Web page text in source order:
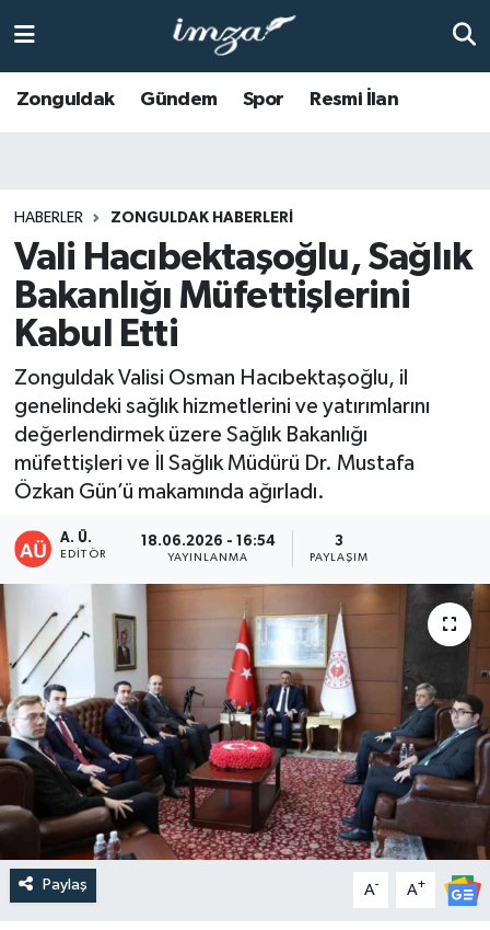
Zonguldak Gündem Spor Resmi İlan
HABERLER ZONGULDAK HABERLERI
Vali Hacıbektaşoğlu, Sağlık
Bakanlığı Müfettişlerini
Kabul Etti
Zonguldak Valisi Osman Hacıbektaşoğlu, il
genelindeki sağlık hizmetlerini ve yatırımlarını
değerlendirmek üzere Sağlık Bakanlığı
müfettişleri ve İl Sağlık Müdürü Dr. Mustafa
Özkan Gün’ü makamında ağırladı.
A. Ü.
EDITÖR
18.06.2026 - 16:54
YAYINLANMA
3
PAYLAŞIM
Paylaş A- A+
Anasayfa
KOZLU
KİLİMLİ
BOLU
ÇAYCUMA
DEVREK
DÜZCE
EREĞLİ
GÖKÇEBEY
KARABÜK
KASTAMONU
Zonguldak Hava Durumu
Süper Lig Puan Durumu ve Fikstür
Tüm Manşetler
Haber Arşivi